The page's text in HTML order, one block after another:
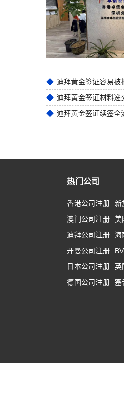
迪拜黄金签证材料递
迪拜黄金签证续签全
热门公司
香港公司注册
新
澳门公司注册
美
迪拜公司注册
海
开曼公司注册
日本公司注册
英
德国公司注册
塞